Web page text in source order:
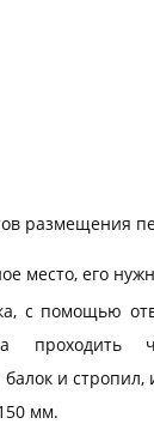
размещения
место, его
с помощью
проходить
и стропил,
мм.